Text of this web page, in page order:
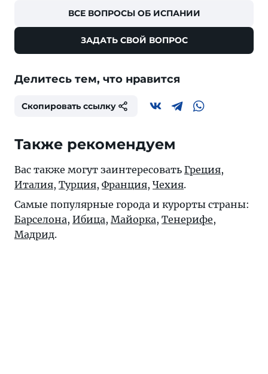
ВСЕ ВОПРОСЫ ОБ ИСПАНИИ
ЗАДАТЬ СВОЙ ВОПРОС
Делитесь тем, что нравится
Скопировать ссылку
Также рекомендуем
Вас также могут заинтересовать Греция,
Италия, Турция, Франция, Чехия.
Самые популярные города и курорты страны:
Барселона, Ибица, Майорка, Тенерифе,
Мадрид.